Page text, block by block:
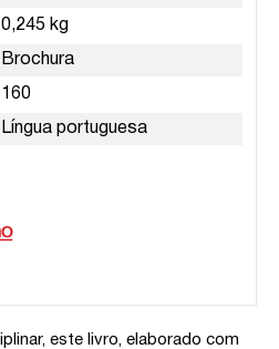
0,245 kg
Brochura
160
Língua portuguesa
este livro, elaborado com